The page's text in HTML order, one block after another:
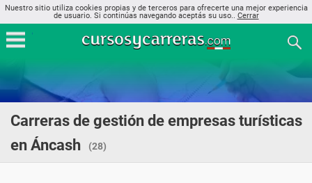
Nuestro sitio utiliza cookies propias y de terceros para ofrecerte una mejor experiencia
de usuario. Si continúas navegando aceptás su uso.. Cerrar
Carreras de gestión de empresas turísticas
en Áncash
(28)